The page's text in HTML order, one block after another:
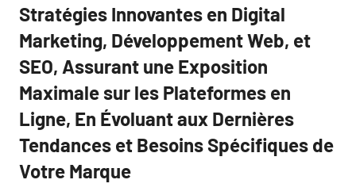
Stratégies Innovantes en Digital
Marketing, Développement Web, et
SEO, Assurant une Exposition
Maximale sur les Plateformes en
Ligne, En Évoluant aux Dernières
Tendances et Besoins Spécifiques de
Votre Marque